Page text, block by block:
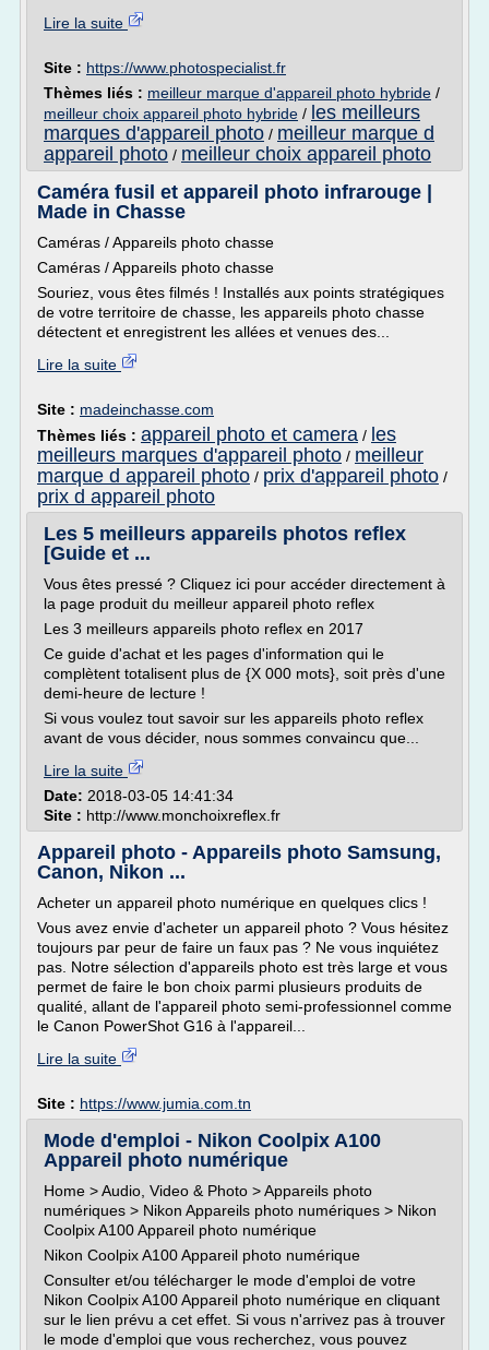
Lire la suite
Site : https://www.photospecialist.fr
Thèmes liés : meilleur marque d'appareil photo hybride /
meilleur choix appareil photo hybride / les meilleurs
marques d'appareil photo / meilleur marque d
appareil photo / meilleur choix appareil photo
Caméra fusil et appareil photo infrarouge |
Made in Chasse
Caméras / Appareils photo chasse
Caméras / Appareils photo chasse
Souriez, vous êtes filmés ! Installés aux points stratégiques
de votre territoire de chasse, les appareils photo chasse
détectent et enregistrent les allées et venues des...
Lire la suite
Site : madeinchasse.com
Thèmes liés : appareil photo et camera / les
meilleurs marques d'appareil photo / meilleur
marque d appareil photo / prix d'appareil photo /
prix d appareil photo
Les 5 meilleurs appareils photos reflex
[Guide et ...
Vous êtes pressé ? Cliquez ici pour accéder directement à
la page produit du meilleur appareil photo reflex
Les 3 meilleurs appareils photo reflex en 2017
Ce guide d'achat et les pages d'information qui le
complètent totalisent plus de {X 000 mots}, soit près d'une
demi-heure de lecture !
Si vous voulez tout savoir sur les appareils photo reflex
avant de vous décider, nous sommes convaincu que...
Lire la suite
Date: 2018-03-05 14:41:34
Site : http://www.monchoixreflex.fr
Appareil photo - Appareils photo Samsung,
Canon, Nikon ...
Acheter un appareil photo numérique en quelques clics !
Vous avez envie d'acheter un appareil photo ? Vous hésitez
toujours par peur de faire un faux pas ? Ne vous inquiétez
pas. Notre sélection d'appareils photo est très large et vous
permet de faire le bon choix parmi plusieurs produits de
qualité, allant de l'appareil photo semi-professionnel comme
le Canon PowerShot G16 à l'appareil...
Lire la suite
Site : https://www.jumia.com.tn
Mode d'emploi - Nikon Coolpix A100
Appareil photo numérique
Home > Audio, Video & Photo > Appareils photo
numériques > Nikon Appareils photo numériques > Nikon
Coolpix A100 Appareil photo numérique
Nikon Coolpix A100 Appareil photo numérique
Consulter et/ou télécharger le mode d'emploi de votre
Nikon Coolpix A100 Appareil photo numérique en cliquant
sur le lien prévu a cet effet. Si vous n'arrivez pas à trouver
le mode d'emploi que vous recherchez, vous pouvez